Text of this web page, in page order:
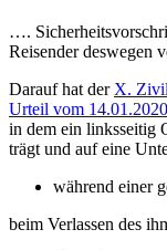
….
Reisender deswegen
Darauf hat der X.
Urteil vom
in dem ein linksseitig
trägt und auf eine
während einer
beim Verlassen des